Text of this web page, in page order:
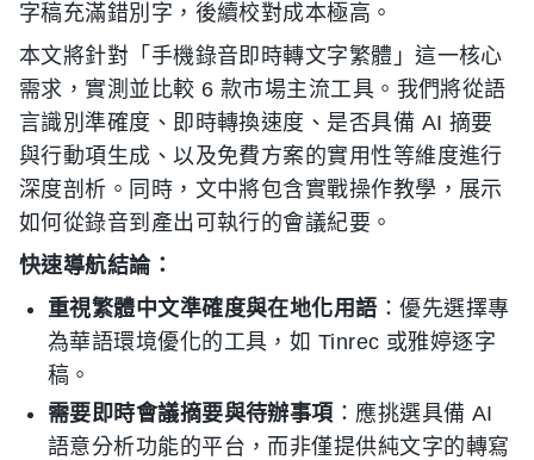
字稿充滿錯別字，後續校對成本極高。
本文將針對「手機錄音即時轉文字繁體」這一核心
需求，實測並比較 6 款市場主流工具。我們將從語
言識別準確度、即時轉換速度、是否具備 AI 摘要
與行動項生成、以及免費方案的實用性等維度進行
深度剖析。同時，文中將包含實戰操作教學，展示
如何從錄音到產出可執行的會議紀要。
快速導航結論：
重視繁體中文準確度與在地化用語 ：優先選擇專
為華語環境優化的工具，如 Tinrec 或雅婷逐字
稿。
需要即時會議摘要與待辦事項 ：應挑選具備 AI
語意分析功能的平台，而非僅提供純文字的轉寫